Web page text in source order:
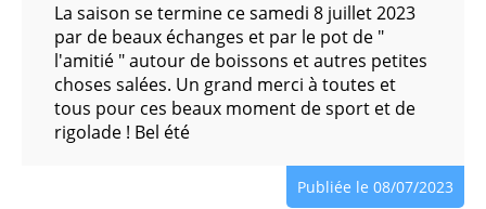
La saison se termine ce samedi 8 juillet 2023
par de beaux échanges et par le pot de "
l'amitié " autour de boissons et autres petites
choses salées. Un grand merci à toutes et
tous pour ces beaux moment de sport et de
rigolade ! Bel été
Publiée le 08/07/2023